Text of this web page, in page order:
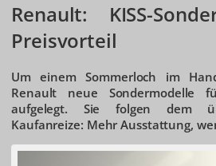
Renault: KISS-
Preisvorteil
Um einem Sommerloch im
Renault neue Sondermodelle
aufgelegt. Sie folgen dem
Kaufanreize: Mehr Ausstattung,